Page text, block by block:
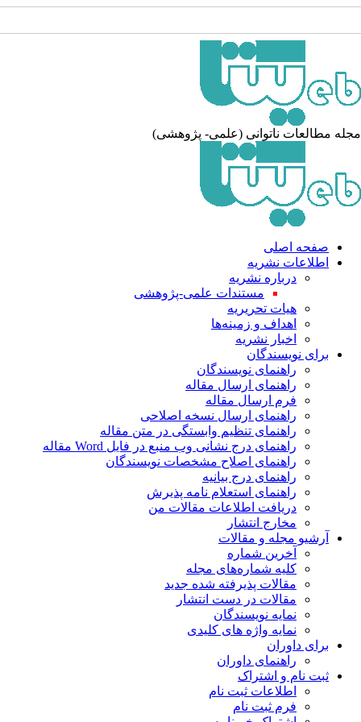
مطالعات ناتوانی (علمی- پژوهشی)
صفحه اصلی
اطلاعات نشریه
درباره نشریه
مستندات علمی-پژوهشی
هیات تحریریه
اهداف و زمینه‌ها
اخبار نشریه
برای نویسندگان
راهنمای نویسندگان
راهنمای ارسال مقاله
فرم ارسال مقاله
راهنمای ارسال نسخه اصلاحی
راهنمای تنظیم وابستگی در متن مقاله
راهنمای درج نشانی وب منبع در فایل Word مقاله
راهنمای اصلاح مشخصات نویسندگان
راهنمای درج بیانیه
راهنمای استعلام نامه پذیرش
دریافت اطلاعات مقالات من
مخارج انتشار
آرشیو مجله و مقالات
آخرین شماره
کلیه شماره‌های مجله
مقالات پذیرفته شده جدید
مقالات در دست انتشار
نمایه نویسندگان
نمایه واژه های کلیدی
برای داوران
راهنمای داوران
ثبت نام و اشتراک
اطلاعات ثبت نام
فرم ثبت نام